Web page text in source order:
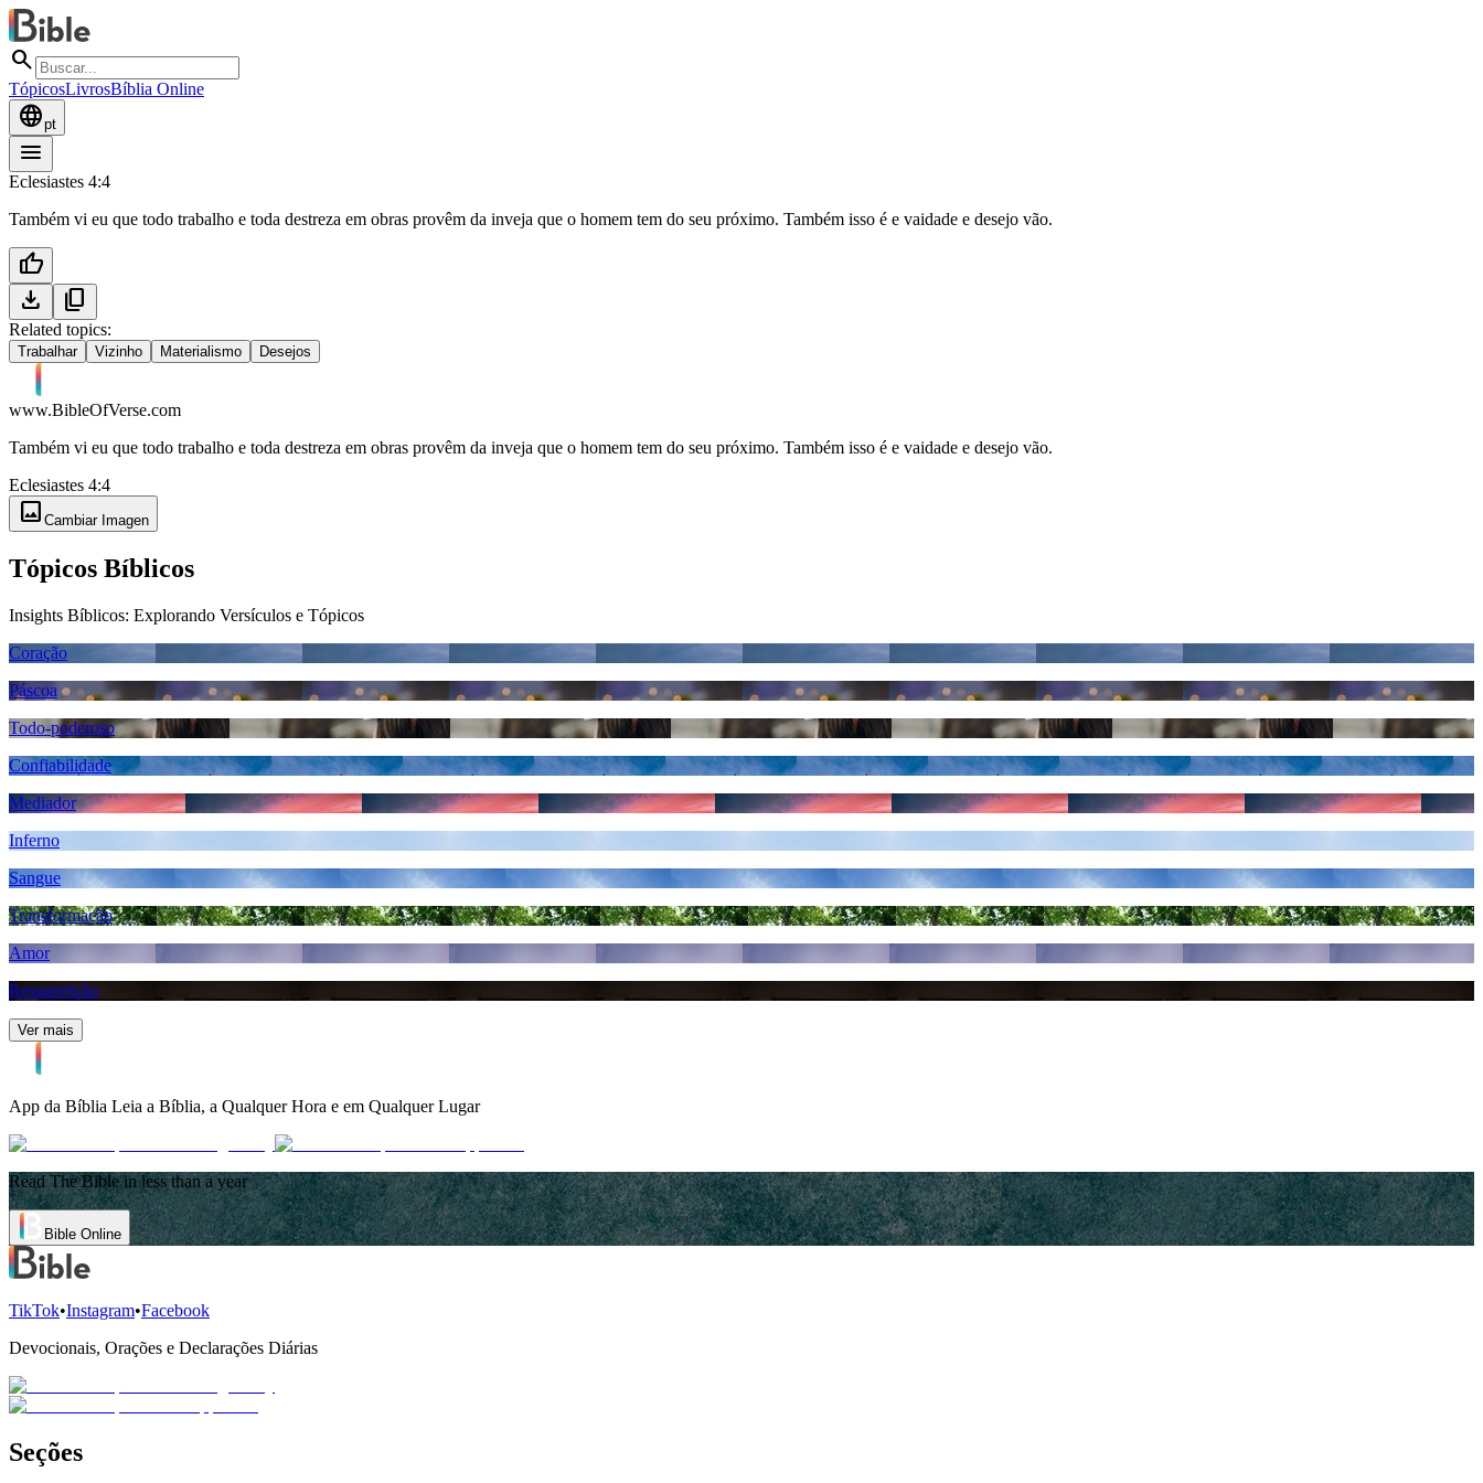
search
TópicosLivrosBíblia Online
languagept
menu
Eclesiastes 4:4
Também vi eu que todo trabalho e toda destreza em obras provêm da inveja que o homem tem do seu próximo. Também isso é e vaidade e desejo vão.
thumb_up
download
content_copy
Related topics:
Trabalhar Vizinho Materialismo Desejos
www.BibleOfVerse.com
Também vi eu que todo trabalho e toda destreza em obras provêm da inveja que o homem tem do seu próximo. Também isso é e vaidade e desejo vão.
Eclesiastes 4:4
image Cambiar Imagen
Tópicos Bíblicos
Insights Bíblicos: Explorando Versículos e Tópicos
Coração
Páscoa
Todo-poderoso
Confiabilidade
Mediador
Inferno
Sangue
Transformação
Amor
Ressurreição
Ver mais
App da Bíblia Leia a Bíblia, a Qualquer Hora e em Qualquer Lugar
Read The Bible in less than a year
Bible Online
TikTok•Instagram•Facebook
Devocionais, Orações e Declarações Diárias
Seções